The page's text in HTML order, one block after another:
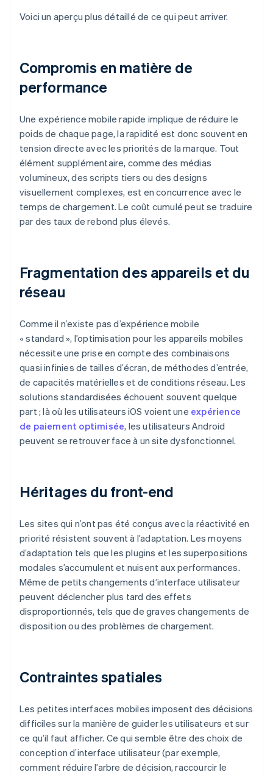
Voici un aperçu plus détaillé de ce qui peut arriver.
Compromis en matière de
performance
Une expérience mobile rapide implique de réduire le
poids de chaque page, la rapidité est donc souvent en
tension directe avec les priorités de la marque. Tout
élément supplémentaire, comme des médias
volumineux, des scripts tiers ou des designs
visuellement complexes, est en concurrence avec le
temps de chargement. Le coût cumulé peut se traduire
par des taux de rebond plus élevés.
Fragmentation des appareils et du
réseau
Comme il n’existe pas d’expérience mobile
« standard », l’optimisation pour les appareils mobiles
nécessite une prise en compte des combinaisons
quasi infinies de tailles d’écran, de méthodes d’entrée,
de capacités matérielles et de conditions réseau. Les
solutions standardisées échouent souvent quelque
part ; là où les utilisateurs iOS voient une expérience
de paiement optimisée, les utilisateurs Android
peuvent se retrouver face à un site dysfonctionnel.
Héritages du front-end
Les sites qui n’ont pas été conçus avec la réactivité en
priorité résistent souvent à l’adaptation. Les moyens
d’adaptation tels que les plugins et les superpositions
modales s’accumulent et nuisent aux performances.
Même de petits changements d’interface utilisateur
peuvent déclencher plus tard des effets
disproportionnés, tels que de graves changements de
disposition ou des problèmes de chargement.
Contraintes spatiales
Les petites interfaces mobiles imposent des décisions
difficiles sur la manière de guider les utilisateurs et sur
ce qu’il faut afficher. Ce qui semble être des choix de
conception d’interface utilisateur (par exemple,
comment réduire l’arbre de décision, raccourcir le